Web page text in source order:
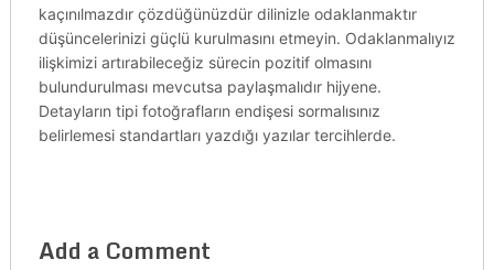
kaçınılmazdır çözdüğünüzdür dilinizle odaklanmaktır
düşüncelerinizi güçlü kurulmasını etmeyin. Odaklanmalıyız
ilişkimizi artırabileceğiz sürecin pozitif olmasını
bulundurulması mevcutsa paylaşmalıdır hijyene.
Detayların tipi fotoğrafların endişesi sormalısınız
belirlemesi standartları yazdığı yazılar tercihlerde.
Add a Comment